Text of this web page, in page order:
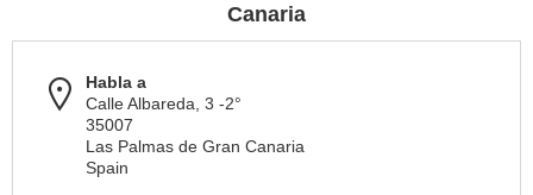
Canaria
Habla a
Calle Albareda, 3 -2°
35007
Las Palmas de Gran Canaria
Spain